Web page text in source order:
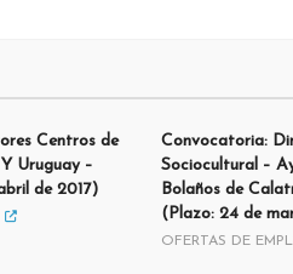
Centros de
Uruguay –
de 2017)
Convocatoria:
Sociocultural –
Bolaños de
(Plazo: 24 de
OFERTAS DE